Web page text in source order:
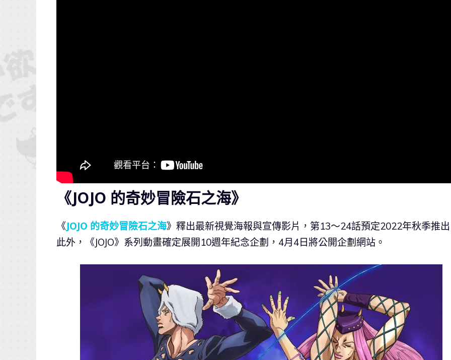
《JOJO 的奇妙冒險石之海》
《JOJO 的奇妙冒險石之海》釋出最新視覺海報與宣傳影片，第13～24話預定2022年秋季推
此外，《JOJO》系列動畫確定展開10週年紀念企劃，4月4日將公開企劃網站。